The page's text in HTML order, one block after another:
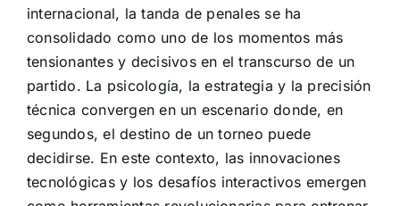
internacional, la tanda de penales se ha
consolidado como uno de los momentos más
tensionantes y decisivos en el transcurso de un
partido. La psicología, la estrategia y la precisión
técnica convergen en un escenario donde, en
segundos, el destino de un torneo puede
decidirse. En este contexto, las innovaciones
tecnológicas y los desafíos interactivos emergen